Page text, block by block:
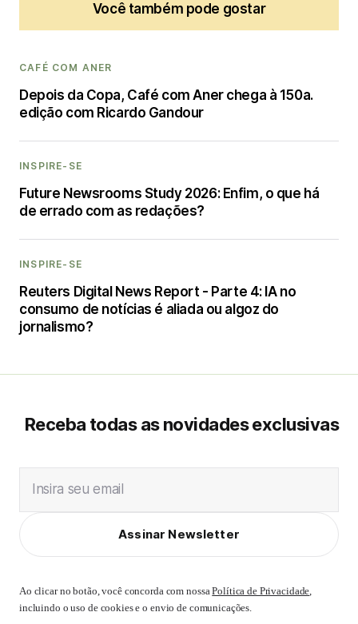
Você também pode gostar
CAFÉ COM ANER
Depois da Copa, Café com Aner chega à 150a.
edição com Ricardo Gandour
INSPIRE-SE
Future Newsrooms Study 2026: Enfim, o que há
de errado com as redações?
INSPIRE-SE
Reuters Digital News Report - Parte 4: IA no
consumo de notícias é aliada ou algoz do
jornalismo?
Receba todas as novidades exclusivas
Insira seu email
Assinar Newsletter
Ao clicar no botão, você concorda com nossaPolítica de Privacidade,
incluindo o uso de cookies e o envio de comunicações.